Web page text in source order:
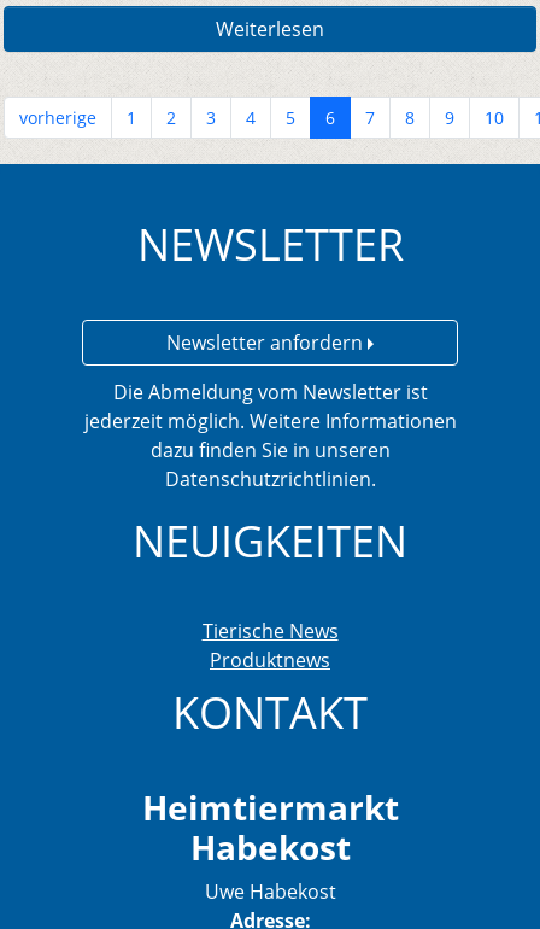
Weiterlesen
vorherige 1 2 3 4 5 6 7 8 9 10
NEWSLETTER
Newsletter anfordern
Die Abmeldung vom Newsletter ist
jederzeit möglich. Weitere Informationen
dazu finden Sie in unseren
Datenschutzrichtlinien.
NEUIGKEITEN
Tierische News
Produktnews
KONTAKT
Heimtiermarkt
Habekost
Uwe Habekost
Adresse: